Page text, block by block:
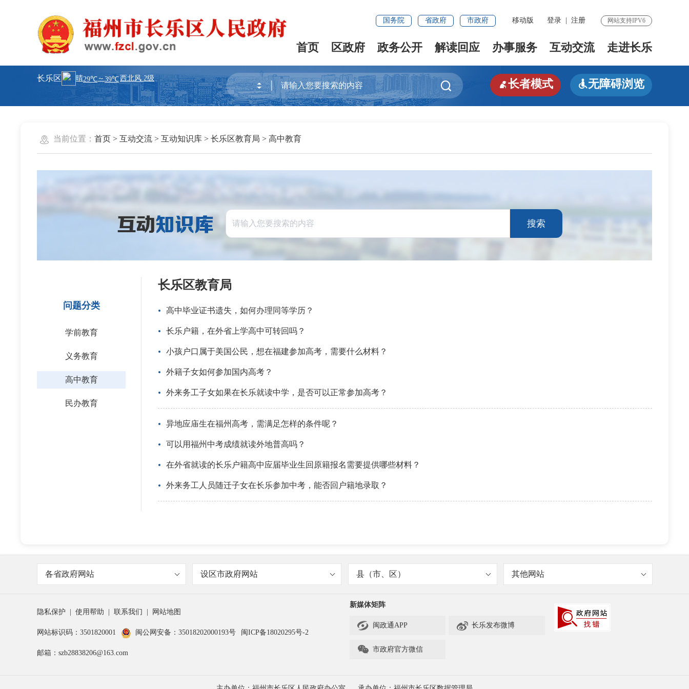
国务院 省政府 市政府 移动版 登录 注册 网站支持IPV6
首页 区政府 政务公开 解读回应 办事服务 互动交流 走进长乐
长乐区
 长者模式 无障碍浏览
当前位置： 首页 > 互动交流 > 互动知识库 > 长乐区教育局 > 高中教育
搜索
问题分类
学前教育
义务教育
高中教育
民办教育
长乐区教育局
高中毕业证书遗失，如何办理同等学历？
长乐户籍，在外省上学高中可转回吗？
小孩户口属于美国公民，想在福建参加高考，需要什么材料？
外籍子女如何参加国内高考？
外来务工子女如果在长乐就读中学，是否可以正常参加高考？
异地应庙生在福州高考，需满足怎样的条件呢？
可以用福州中考成绩就读外地普高吗？
在外省就读的长乐户籍高中应届毕业生回原籍报名需要提供哪些材料？
外来务工人员随迁子女在长乐参加中考，能否回户籍地录取？
各省政府网站 设区市政府网站 县（市、区） 其他网站
隐私保护 使用帮助 联系我们 网站地图
网站标识码：3501820001 闽公网安备：35018202000193号 闽ICP备18020295号-2
邮箱：szb28838206@163.com
新媒体矩阵
 闽政通APP  长乐发布微博
 市政府官方微信